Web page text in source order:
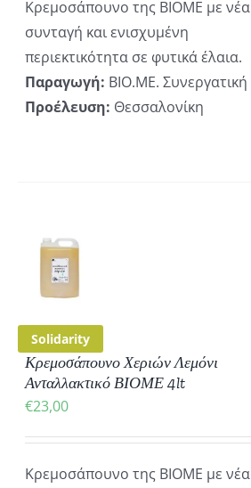
Κρεμοσάπουνο της ΒΙΟΜΕ με νέα
συνταγή και ενισχυμένη
περιεκτικότητα σε φυτικά έλαια.
Παραγωγή: ΒΙΟ.ΜΕ. Συνεργατική
Προέλευση: Θεσσαλονίκη
Solidarity
Κρεμοσάπουνο Χεριών Λεμόνι
Ανταλλακτικό ΒΙΟΜΕ 4lt
€23,00
Κρεμοσάπουνο της ΒΙΟΜΕ με νέα